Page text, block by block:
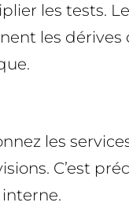
les tests.
les
les
C’est